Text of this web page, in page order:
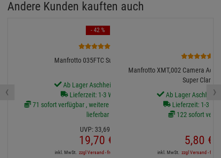
Andere Kunden kauften auch
Manfrotto 035FTC Super-Clamp
Ab Lager Aschheim lieferbar
Lieferzeit: 1-3 Werktage
71 sofort verfügbar , weitere Artikel ab Zentrallager
lieferbar
UVP: 33,69
19,70 €
inkl. MwSt. zzgl Versand - frei ab 90,-€ in DE
- 42 %
Manfrotto XMT,002 Camera
Super Clamp
Ab Lager
Lieferzeit: 1-3
122 sofort
5,80 €
inkl. MwSt. zzgl Versand - frei
‹ ›